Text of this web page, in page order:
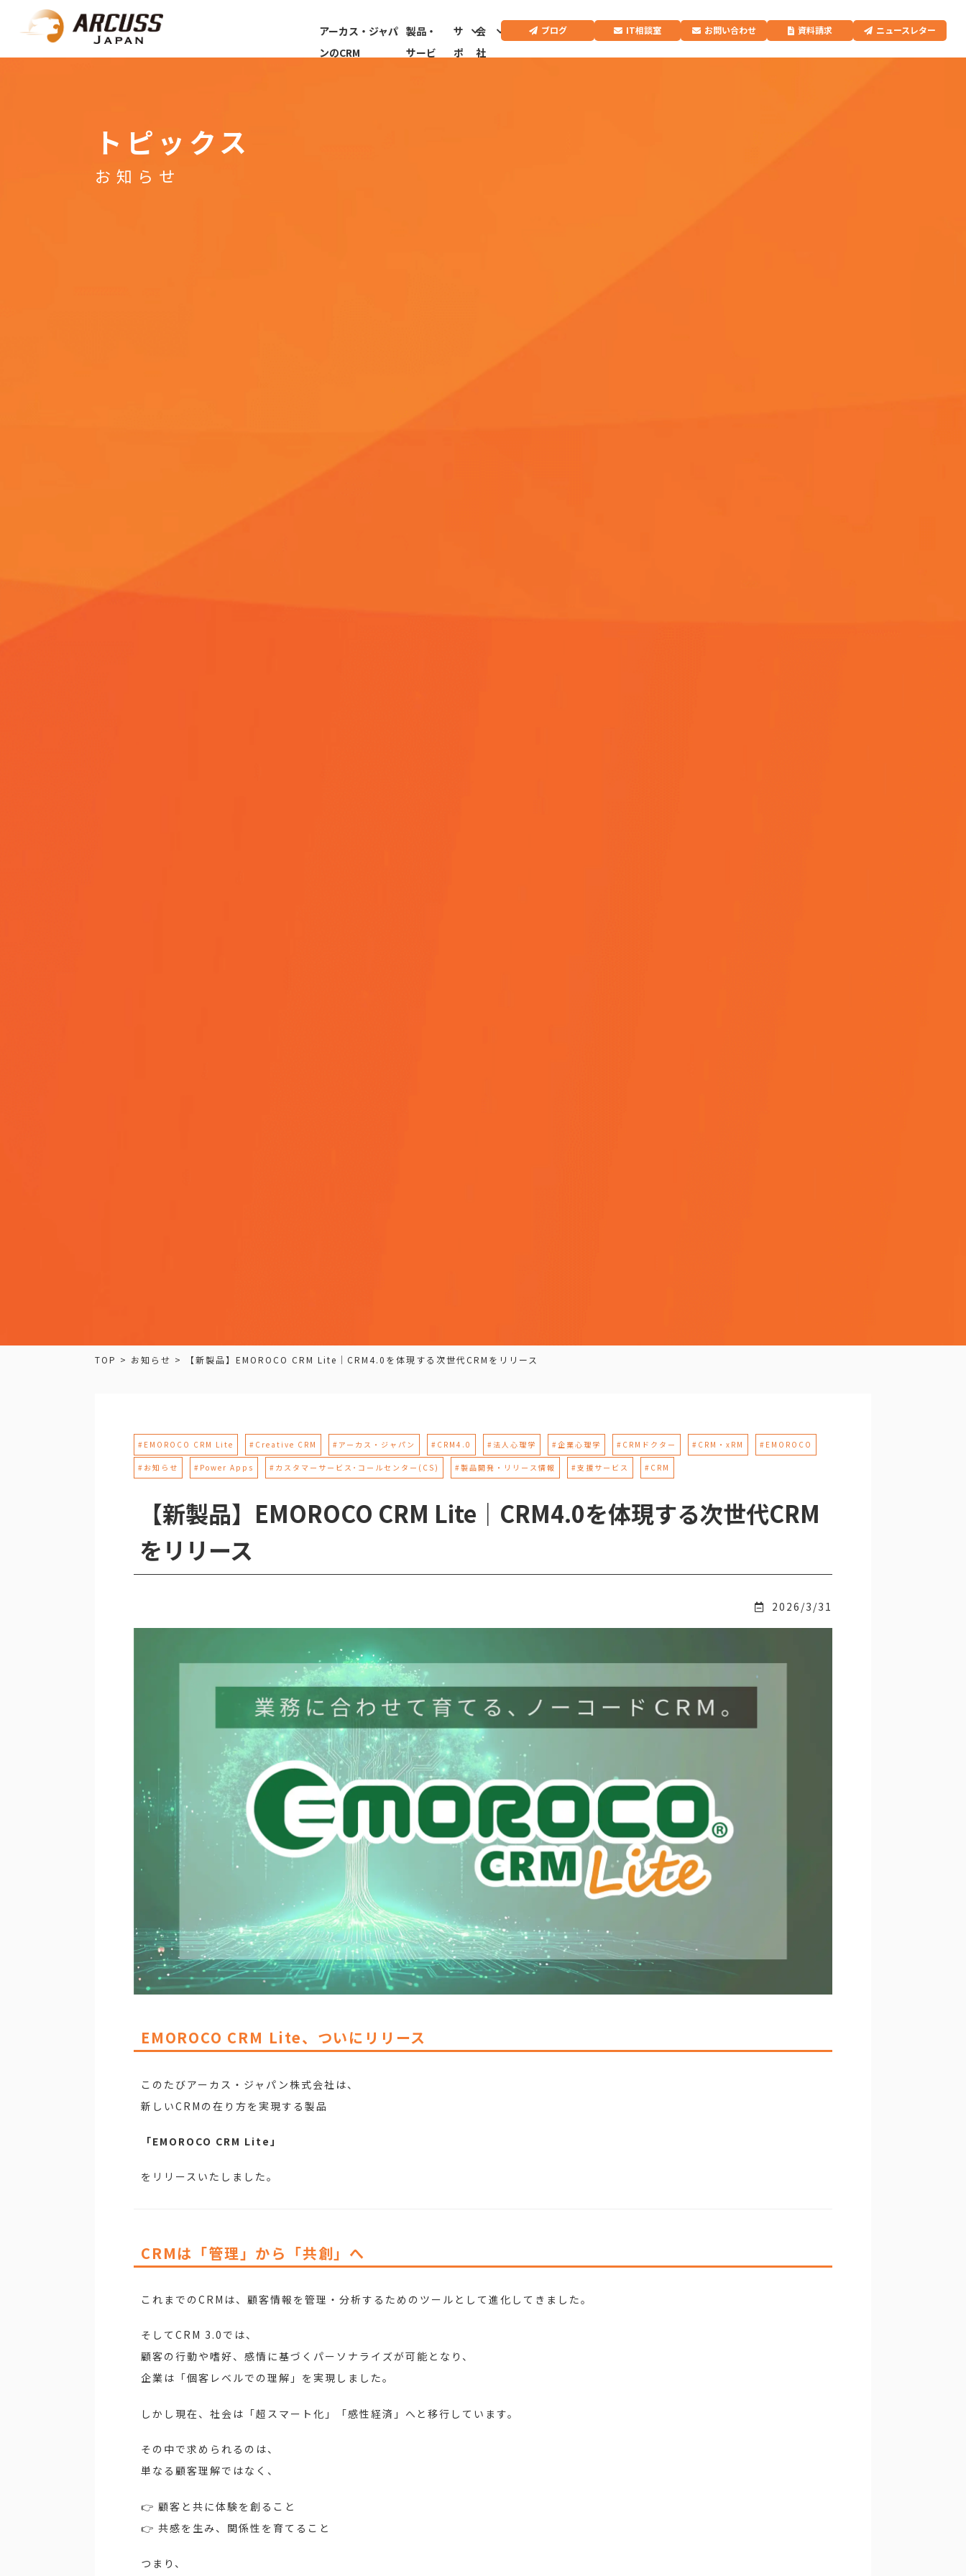
アーカス・ジャパ
ンのCRM
製品・
サービ
サ
ポ
会
社
ブログ IT相談室 お問い合わせ 資料請求 ニュースレター
トピックス
お知らせ
TOP > お知らせ > 【新製品】EMOROCO CRM Lite｜CRM4.0を体現する次世代CRMをリリース
#EMOROCO CRM Lite #Creative CRM #アーカス・ジャパン #CRM4.0 #法人心理学 #企業心理学 #CRMドクター #CRM・xRM #EMOROCO
#お知らせ #Power Apps #カスタマーサービス･コールセンター(CS) #製品開発・リリース情報 #支援サービス #CRM
【新製品】EMOROCO CRM Lite｜CRM4.0を体現する次世代CRM
をリリース
2026/3/31
EMOROCO CRM Lite、ついにリリース
このたびアーカス・ジャパン株式会社は、
新しいCRMの在り方を実現する製品
「EMOROCO CRM Lite」
をリリースいたしました。
CRMは「管理」から「共創」へ
これまでのCRMは、顧客情報を管理・分析するためのツールとして進化してきました。
そしてCRM 3.0では、
顧客の行動や嗜好、感情に基づくパーソナライズが可能となり、
企業は「個客レベルでの理解」を実現しました。
しかし現在、社会は「超スマート化」「感性経済」へと移行しています。
その中で求められるのは、
単なる顧客理解ではなく、
👉 顧客と共に体験を創ること
👉 共感を生み、関係性を育てること
つまり、